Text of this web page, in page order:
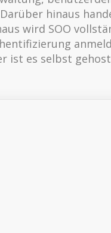
hinaus
wird SOO
ist es selbst